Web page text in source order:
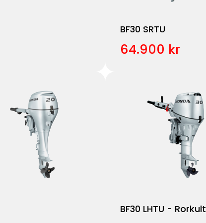
BF30 SRTU
64.900 kr
BF30 LHTU - Rorkult